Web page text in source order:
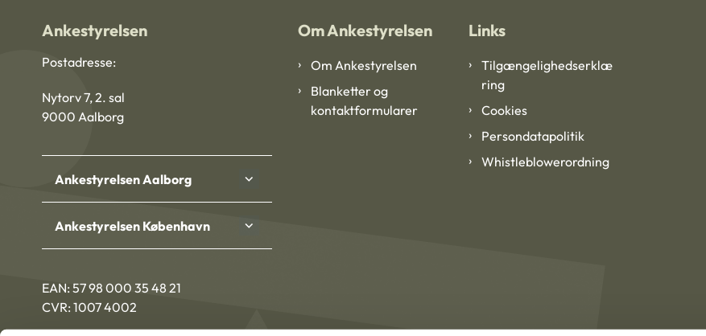
Ankestyrelsen
Postadresse:
Nytorv 7, 2. sal
9000 Aalborg
Ankestyrelsen Aalborg
Ankestyrelsen København
EAN: 57 98 000 35 48 21
CVR: 1007 4002
Om Ankestyrelsen
Om Ankestyrelsen
Blanketter og
kontaktformularer
Links
Tilgængelighedserklæ
ring
Cookies
Persondatapolitik
Whistleblowerordning